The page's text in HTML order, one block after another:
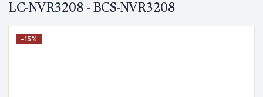
LC-NVR3208 - BCS-NVR3208
−15%